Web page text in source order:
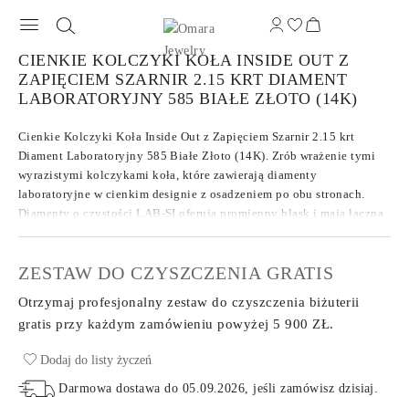
CIENKIE KOLCZYKI KOŁA INSIDE OUT Z
ZAPIĘCIEM SZARNIR 2.15 KRT DIAMENT
LABORATORYJNY 585 BIAŁE ZŁOTO (14K)
Cienkie Kolczyki Koła Inside Out z Zapięciem Szarnir 2.15 krt
Diament Laboratoryjny 585 Białe Złoto (14K). Zrób wrażenie tymi
wyrazistymi kolczykami koła, które zawierają diamenty
laboratoryjne w cienkim designie z osadzeniem po obu stronach.
Diamenty o czystości LAB-SI oferują promienny blask i mają łączną
ZESTAW DO CZYSZCZENIA GRATIS
Otrzymaj profesjonalny zestaw do czyszczenia biżuterii
gratis przy każdym zamówieniupowyżej 5 900 ZŁ.
Dodaj do listy życzeń
Darmowa dostawa do 05.09.2026, jeśli zamówisz dzisiaj .